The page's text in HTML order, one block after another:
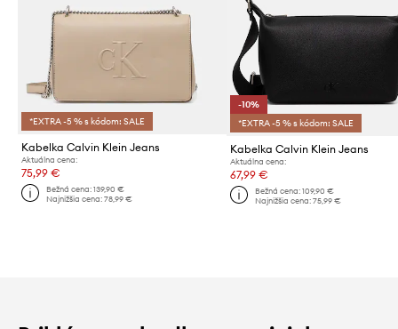
*EXTRA -5 % s kódom: SALE
Kabelka Calvin Klein Jeans
Aktuálna cena:
75,99 €
Bežná cena:139,90 €
Najnižšia cena:78,99 €
-10%
*EXTRA -5 % s kódom: SALE
Kabelka Calvin Klein Jeans
Aktuálna cena:
67,99 €
Bežná cena: 109,90 €
Najnižšia cena: 75,99 €